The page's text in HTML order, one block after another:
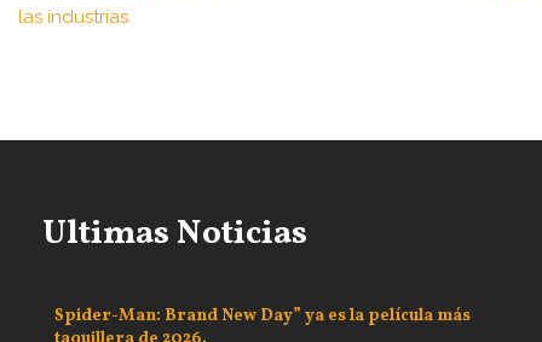
las industrias
Ultimas Noticias
Spider-Man: Brand New Day” ya es la película más